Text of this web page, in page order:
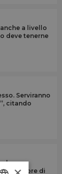
a livello
deve tenerne
Serviranno
citando
le
minore di